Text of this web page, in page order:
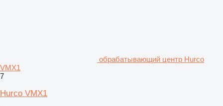
обрабатывающий центр Hurco
VMX1
7
Hurco VMX1